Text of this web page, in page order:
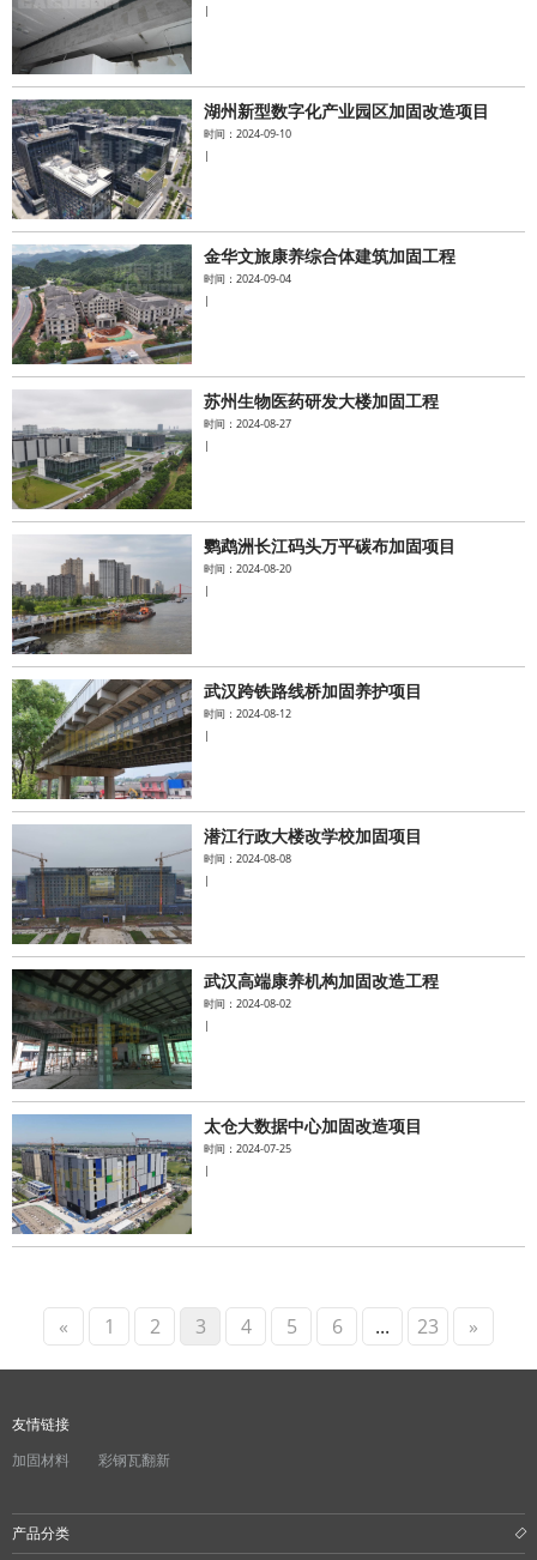
|
湖州新型数字化产业园区加固改造项目
时间：2024-09-10
|
金华文旅康养综合体建筑加固工程
时间：2024-09-04
|
苏州生物医药研发大楼加固工程
时间：2024-08-27
|
鹦鹉洲长江码头万平碳布加固项目
时间：2024-08-20
|
武汉跨铁路线桥加固养护项目
时间：2024-08-12
|
潜江行政大楼改学校加固项目
时间：2024-08-08
|
武汉高端康养机构加固改造工程
时间：2024-08-02
|
太仓大数据中心加固改造项目
时间：2024-07-25
|
« 1 2 3 4 5 6 ... 23 »
友情链接
加固材料
彩钢瓦翻新
产品分类